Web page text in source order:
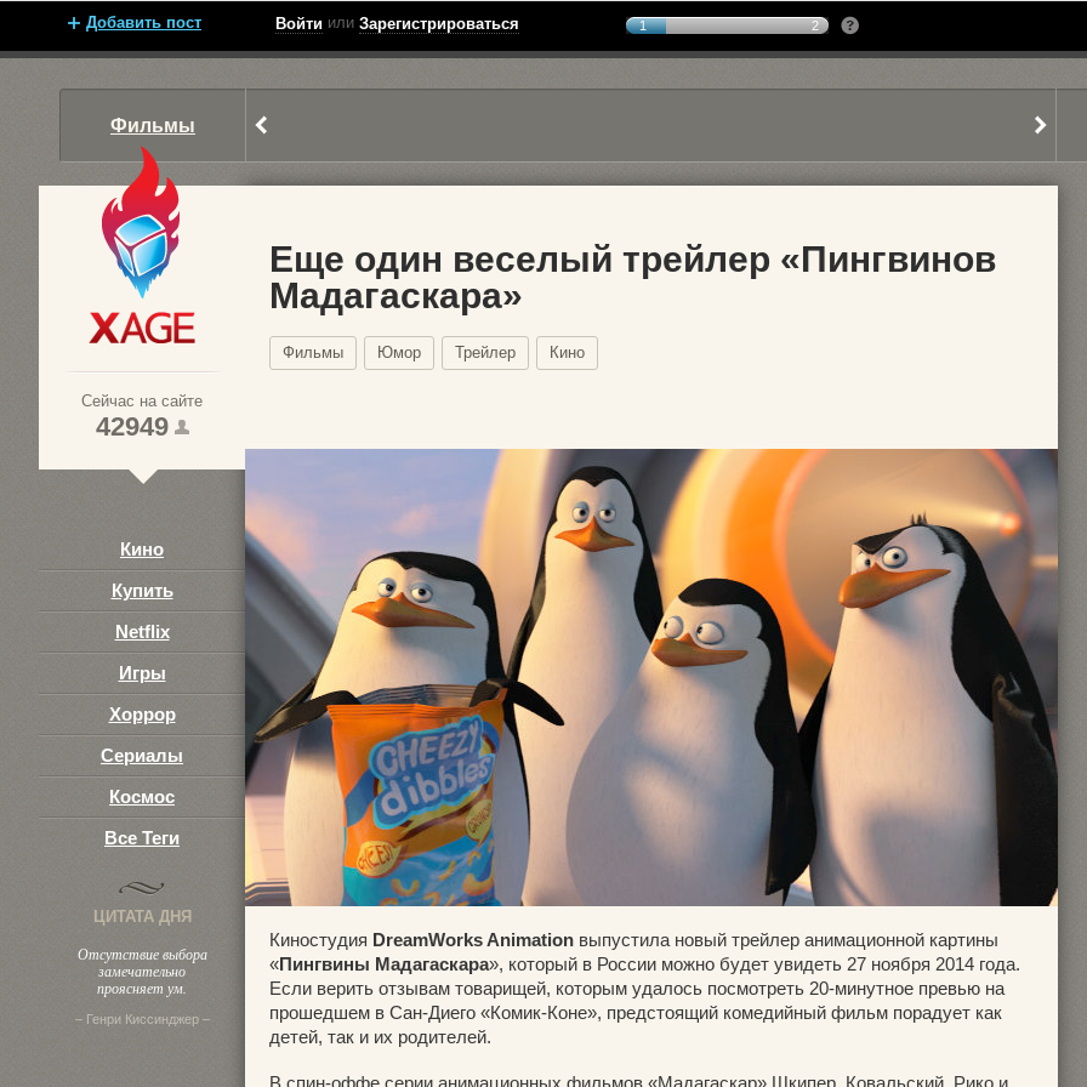
Добавить пост Войти или Зарегистрироваться 1 2
Фильмы
Сейчас на сайте
42949
Кино
Купить
Netflix
Игры
Хоррор
Сериалы
Космос
Все Теги
ЦИТАТА ДНЯ
Отсутствие выбора
замечательно
проясняет ум.
– Генри Киссинджер –
Еще один веселый трейлер «Пингвинов
Мадагаскара»
Фильмы Юмор Трейлер Кино
Киностудия DreamWorks Animation выпустила новый трейлер анимационной картины
«Пингвины Мадагаскара», который в России можно будет увидеть 27 ноября 2014 года.
Если верить отзывам товарищей, которым удалось посмотреть 20-минутное превью на
прошедшем в Сан-Диего «Комик-Коне», предстоящий комедийный фильм порадует как
детей, так и их родителей.
В спин-оффе серии анимационных фильмов «Мадагаскар» Шкипер, Ковальский, Рико и